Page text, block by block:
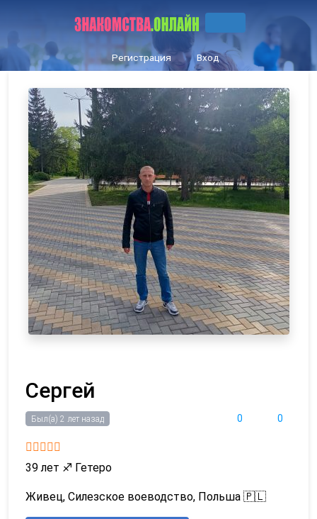
Регистрация Вход
Сергей
0 0
Был(а) 2 лет назад
39 лет ♐ Гетеро
Живец, Силезское воеводство, Польша 🇵🇱